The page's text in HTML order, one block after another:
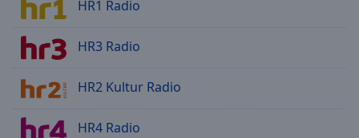
HR1 Radio
HR3 Radio
HR2 Kultur Radio
HR4 Radio